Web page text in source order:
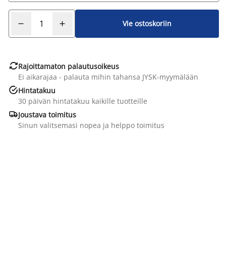
Vie ostoskoriin
Rajoittamaton palautusoikeus
Ei aikarajaa - palauta mihin tahansa JYSK-myymälään
Hintatakuu
30 päivän hintatakuu kaikille tuotteille
Joustava toimitus
Sinun valitsemasi nopea ja helppo toimitus